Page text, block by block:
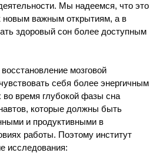
Мы надеемся, что это
новым важным открытиям, а в
здоровый сон более доступным
мозговой
себя более энергичным
время глубокой фазы сна
которые должны быть
и продуктивными в
работы. Поэтому институт
исследования: